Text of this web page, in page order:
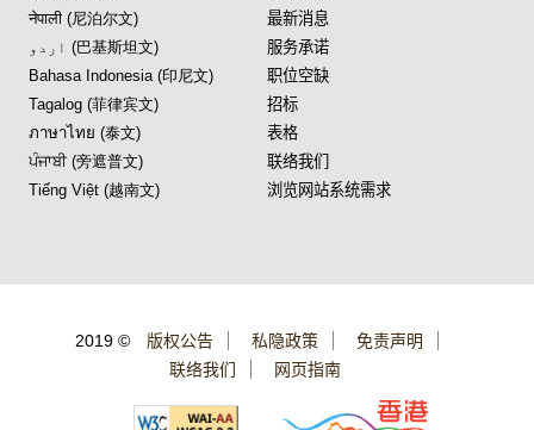
नेपाली (尼泊尔文)
اردو (巴基斯坦文)
Bahasa Indonesia (印尼文)
Tagalog (菲律宾文)
ภาษาไทย (泰文)
ਪੰਜਾਬੀ (旁遮普文)
Tiếng Việt (越南文)
最新消息
服务承诺
职位空缺
招标
表格
联络我们
浏览网站系统需求
2019 © 版权公告 私隐政策
免责声明
联络我们
网页指南